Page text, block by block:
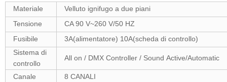
Materiale
Velluto ignifugo a due piani
Tensione
CA 90 V~260 V/50 HZ
Fusibile
3A(alimentatore) 10A(scheda di controllo)
Sistema di
controllo
All on / DMX Controller / Sound Active/Automatic
Canale
8 CANALI